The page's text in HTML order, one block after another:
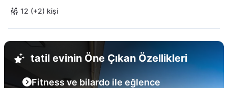
12 (+2) kişi
tatil evinin Öne Çıkan Özellikleri
Fitness ve bilardo ile eğlence